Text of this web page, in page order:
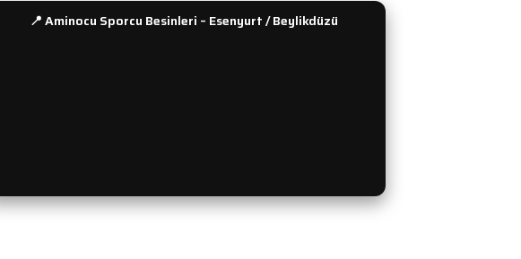
📍 Aminocu Sporcu Besinleri – Esenyurt / Beylikdüzü